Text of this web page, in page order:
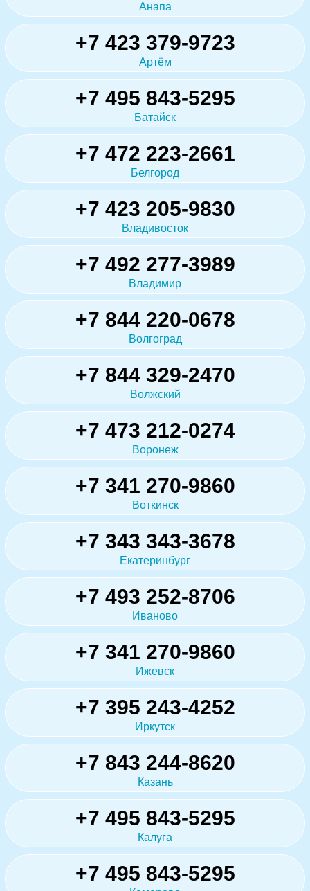
Анапа
+7 423 379-9723
Артём
+7 495 843-5295
Батайск
+7 472 223-2661
Белгород
+7 423 205-9830
Владивосток
+7 492 277-3989
Владимир
+7 844 220-0678
Волгоград
+7 844 329-2470
Волжский
+7 473 212-0274
Воронеж
+7 341 270-9860
Воткинск
+7 343 343-3678
Екатеринбург
+7 493 252-8706
Иваново
+7 341 270-9860
Ижевск
+7 395 243-4252
Иркутск
+7 843 244-8620
Казань
+7 495 843-5295
Калуга
+7 495 843-5295